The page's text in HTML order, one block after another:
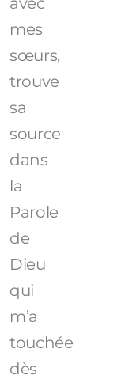
mes
sœurs,
trouve
sa
source
dans
la
Parole
de
Dieu
qui
m’a
touchée
dès